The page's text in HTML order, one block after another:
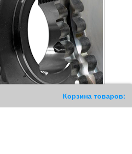
Корзина товаров: